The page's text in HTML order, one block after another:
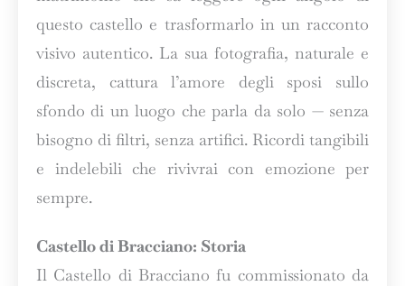
questo castello e trasformarlo in un racconto
visivo autentico. La sua fotografia, naturale e
discreta, cattura l’amore degli sposi sullo
sfondo di un luogo che parla da solo — senza
bisogno di filtri, senza artifici. Ricordi tangibili
e indelebili che rivivrai con emozione per
sempre.
Castello di Bracciano: Storia
Il Castello di Bracciano fu commissionato da